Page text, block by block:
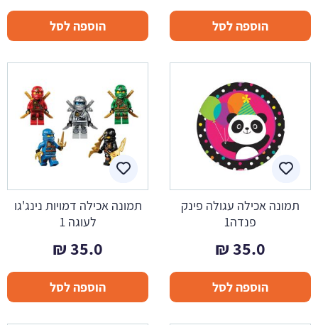
הוספה לסל הוספה לסל
תמונה אכילה עגולה פינק
פנדה1
35.0
₪
הוספה לסל
תמונה אכילה דמויות נינג'גו
לעוגה 1
35.0
₪
הוספה לסל